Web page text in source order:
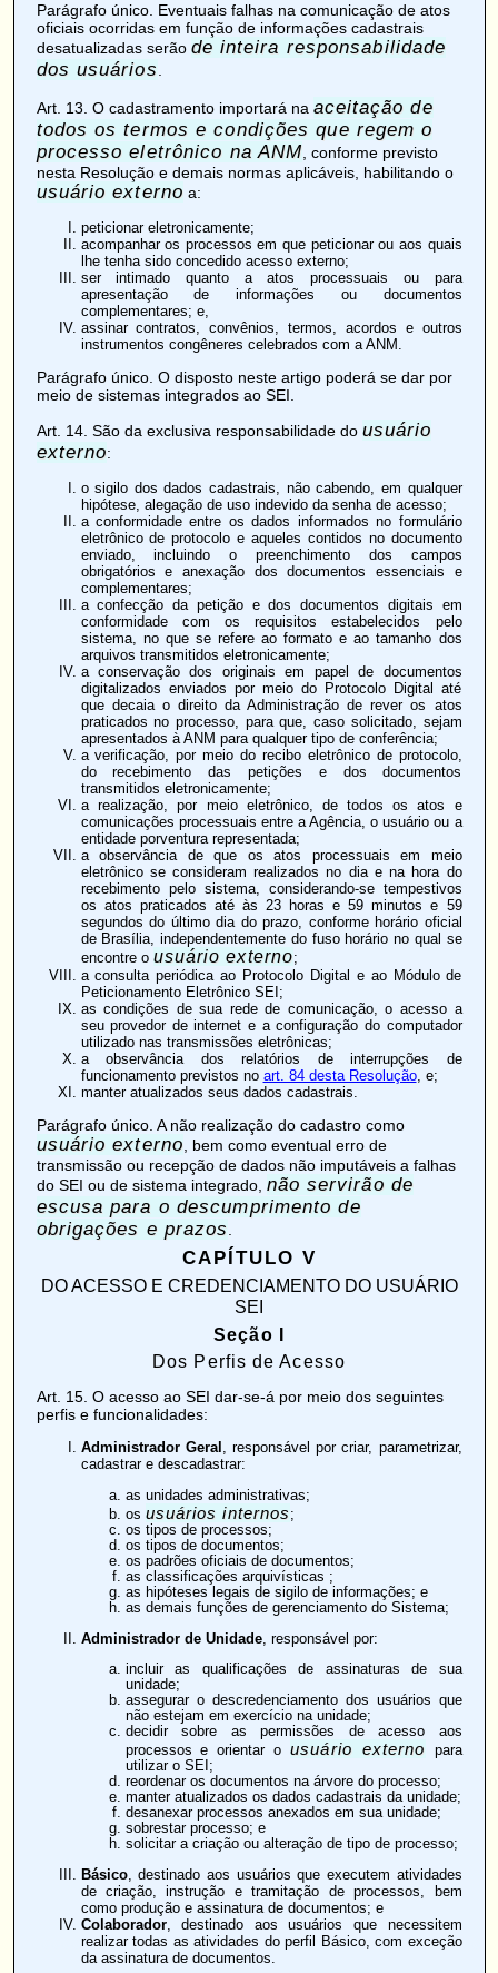
Parágrafo único. Eventuais falhas na comunicação de atos
oficiais ocorridas em função de informações cadastrais
desatualizadas serão de inteira responsabilidade
dos usuários.
Art. 13. O cadastramento importará na aceitação de
todos os termos e condições que regem o
processo eletrônico na ANM, conforme previsto
nesta Resolução e demais normas aplicáveis, habilitando o
usuário externo a:
peticionar eletronicamente;
acompanhar os processos em que peticionar ou aos quais
lhe tenha sido concedido acesso externo;
ser intimado quanto a atos processuais ou para
apresentação de informações ou documentos
complementares; e,
assinar contratos, convênios, termos, acordos e outros
instrumentos congêneres celebrados com a ANM.
Parágrafo único. O disposto neste artigo poderá se dar por
meio de sistemas integrados ao SEI.
Art. 14. São da exclusiva responsabilidade do usuário
externo:
o sigilo dos dados cadastrais, não cabendo, em qualquer
hipótese, alegação de uso indevido da senha de acesso;
a conformidade entre os dados informados no formulário
eletrônico de protocolo e aqueles contidos no documento
enviado, incluindo o preenchimento dos campos
obrigatórios e anexação dos documentos essenciais e
complementares;
a confecção da petição e dos documentos digitais em
conformidade com os requisitos estabelecidos pelo
sistema, no que se refere ao formato e ao tamanho dos
arquivos transmitidos eletronicamente;
a conservação dos originais em papel de documentos
digitalizados enviados por meio do Protocolo Digital até
que decaia o direito da Administração de rever os atos
praticados no processo, para que, caso solicitado, sejam
apresentados à ANM para qualquer tipo de conferência;
a verificação, por meio do recibo eletrônico de protocolo,
do recebimento das petições e dos documentos
transmitidos eletronicamente;
a realização, por meio eletrônico, de todos os atos e
comunicações processuais entre a Agência, o usuário ou a
entidade porventura representada;
a observância de que os atos processuais em meio
eletrônico se consideram realizados no dia e na hora do
recebimento pelo sistema, considerando-se tempestivos
os atos praticados até às 23 horas e 59 minutos e 59
segundos do último dia do prazo, conforme horário oficial
de Brasília, independentemente do fuso horário no qual se
encontre o usuário externo;
a consulta periódica ao Protocolo Digital e ao Módulo de
Peticionamento Eletrônico SEI;
as condições de sua rede de comunicação, o acesso a
seu provedor de internet e a configuração do computador
utilizado nas transmissões eletrônicas;
a observância dos relatórios de interrupções de
funcionamento previstos no art. 84 desta Resolução, e;
manter atualizados seus dados cadastrais.
Parágrafo único. A não realização do cadastro como
usuário externo, bem como eventual erro de
transmissão ou recepção de dados não imputáveis a falhas
do SEI ou de sistema integrado, não servirão de
escusa para o descumprimento de
obrigações e prazos.
CAPÍTULO V
DO ACESSO E CREDENCIAMENTO DO USUÁRIO
SEI
Seção I
Dos Perfis de Acesso
Art. 15. O acesso ao SEI dar-se-á por meio dos seguintes
perfis e funcionalidades:
Administrador Geral , responsável por criar, parametrizar,
cadastrar e descadastrar:
as unidades administrativas;
os usuários internos ;
os tipos de processos;
os tipos de documentos;
os padrões oficiais de documentos;
as classificações arquivísticas ;
as hipóteses legais de sigilo de informações; e
as demais funções de gerenciamento do Sistema;
Administrador de Unidade, responsável por:
incluir as qualificações de assinaturas de sua
unidade;
assegurar o descredenciamento dos usuários que
não estejam em exercício na unidade;
decidir sobre as permissões de acesso aos
processos e orientar ousuário externo
para
utilizar o SEI;
reordenar os documentos na árvore do processo;
manter atualizados os dados cadastrais da unidade;
desanexar processos anexados em sua unidade;
sobrestar processo; e
solicitar a criação ou alteração de tipo de processo;
Básico, destinado aos usuários que executem atividades
de criação, instrução e tramitação de processos, bem
como produção e assinatura de documentos; e
Colaborador, destinado aos usuários que necessitem
realizar todas as atividades do perfil Básico, com exceção
da assinatura de documentos.